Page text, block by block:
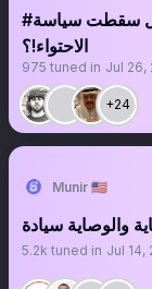
#حوار_مفتوح: السعودية والحوثيون.. هل سقطت سياسة
الاحتواء!؟
975 tuned in Jul 26,
+24
Munir 🇺🇸
والوصاية سيادة
5.2k tuned in Jul 14,